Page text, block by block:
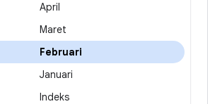
April
Maret
Februari
Januari
Indeks